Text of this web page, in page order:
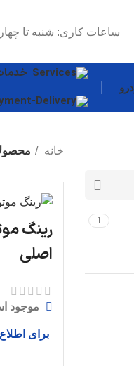
ساعات کاری: شنبه تا
1
خانه
اصلی
موجود
برای